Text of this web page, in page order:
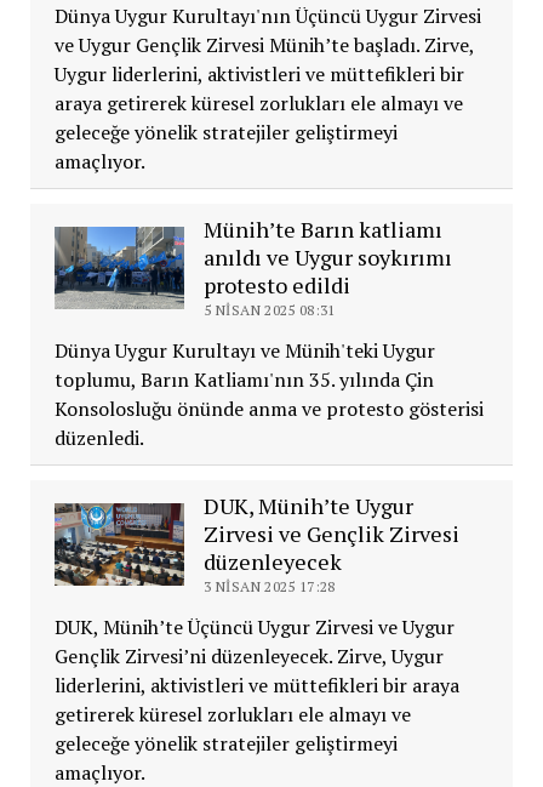
Dünya Uygur Kurultayı'nın Üçüncü Uygur Zirvesi
ve Uygur Gençlik Zirvesi Münih’te başladı. Zirve,
Uygur liderlerini, aktivistleri ve müttefikleri bir
araya getirerek küresel zorlukları ele almayı ve
geleceğe yönelik stratejiler geliştirmeyi
amaçlıyor.
Münih’te Barın katliamı
anıldı ve Uygur soykırımı
protesto edildi
5 NISAN 2025 08:31
Dünya Uygur Kurultayı ve Münih'teki Uygur
toplumu, Barın Katliamı'nın 35. yılında Çin
Konsolosluğu önünde anma ve protesto gösterisi
düzenledi.
DUK, Münih’te Uygur
Zirvesi ve Gençlik Zirvesi
düzenleyecek
3 NISAN 2025 17:28
DUK, Münih’te Üçüncü Uygur Zirvesi ve Uygur
Gençlik Zirvesi’ni düzenleyecek. Zirve, Uygur
liderlerini, aktivistleri ve müttefikleri bir araya
getirerek küresel zorlukları ele almayı ve
geleceğe yönelik stratejiler geliştirmeyi
amaçlıyor.